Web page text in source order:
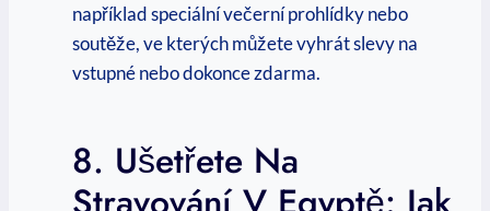
například speciální večerní prohlídky ‍nebo
soutěže, ve ⁤kterých můžete vyhrát slevy na⁣
vstupné⁢ nebo⁢ dokonce zdarma.
8. Ušetřete ⁤na